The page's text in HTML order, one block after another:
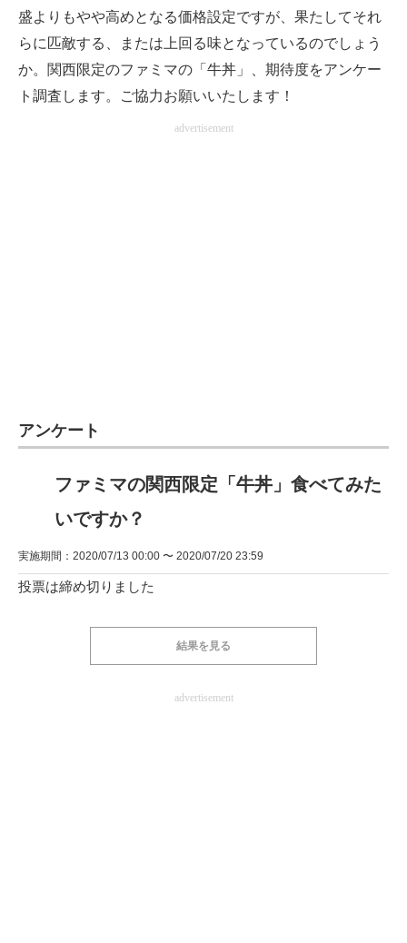
エレクトロニクス専門サイト
電子設計の基本と応用
エネルギーの専門メディア
盛よりもやや高めとなる価格設定ですが、果たしてそれ
らに匹敵する、または上回る味となっているのでしょう
か。関西限定のファミマの「牛丼」、期待度をアンケー
ト調査します。ご協力お願いいたします！
advertisement
アンケート
ファミマの関西限定「牛丼」食べてみた
いですか？
実施期間：2020/07/13 00:00 〜 2020/07/20 23:59
投票は締め切りました
結果を見る
advertisement